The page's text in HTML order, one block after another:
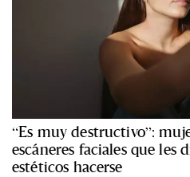
“Es muy destructivo”:
escáneres faciales que
estéticos hacerse